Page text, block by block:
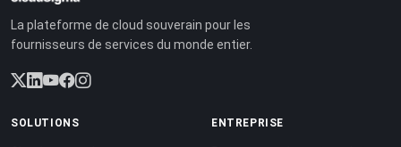
La plateforme de cloud souverain pour les
fournisseurs de services du monde entier.
SOLUTIONS ENTREPRISE